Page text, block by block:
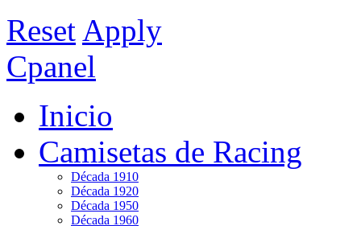
Reset Apply
Cpanel
Inicio
Camisetas de Racing
Década 1910
Década 1920
Década 1950
Década 1960